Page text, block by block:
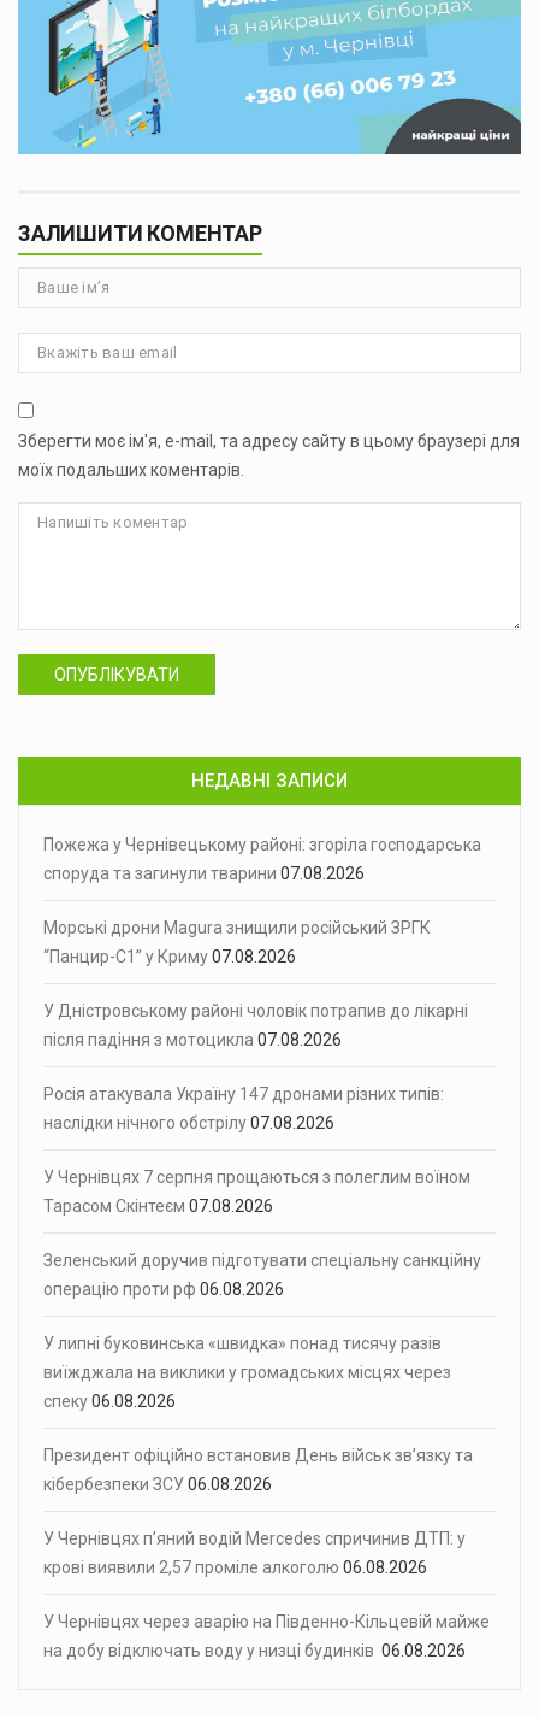
ЗАЛИШИТИ КОМЕНТАР
Зберегти моє ім'я, e-mail, та адресу сайту в цьому браузері для
моїх подальших коментарів.
ОПУБЛІКУВАТИ
НЕДАВНІ ЗАПИСИ
Пожежа у Чернівецькому районі: згоріла господарська
споруда та загинули тварини 07.08.2026
Морські дрони Magura знищили російський ЗРГК
“Панцир-С1” у Криму07.08.2026
У Дністровському районі чоловік потрапив до лікарні
після падіння з мотоцикла 07.08.2026
Росія атакувала Україну 147 дронами різних типів:
наслідки нічного обстрілу07.08.2026
У Чернівцях 7 серпня прощаються з полеглим воїном
Тарасом Скінтеєм 07.08.2026
Зеленський доручив підготувати спеціальну санкційну
операцію проти рф 06.08.2026
У липні буковинська «швидка» понад тисячу разів
виїжджала на виклики у громадських місцях через
спеку06.08.2026
Президент офіційно встановив День військ зв’язку та
кібербезпеки ЗСУ06.08.2026
У Чернівцях п’яний водій Mercedes спричинив ДТП: у
крові виявили 2,57 проміле алкоголю 06.08.2026
У Чернівцях через аварію на Південно-Кільцевій майже
на добу відключать воду у низці будинків 06.08.2026